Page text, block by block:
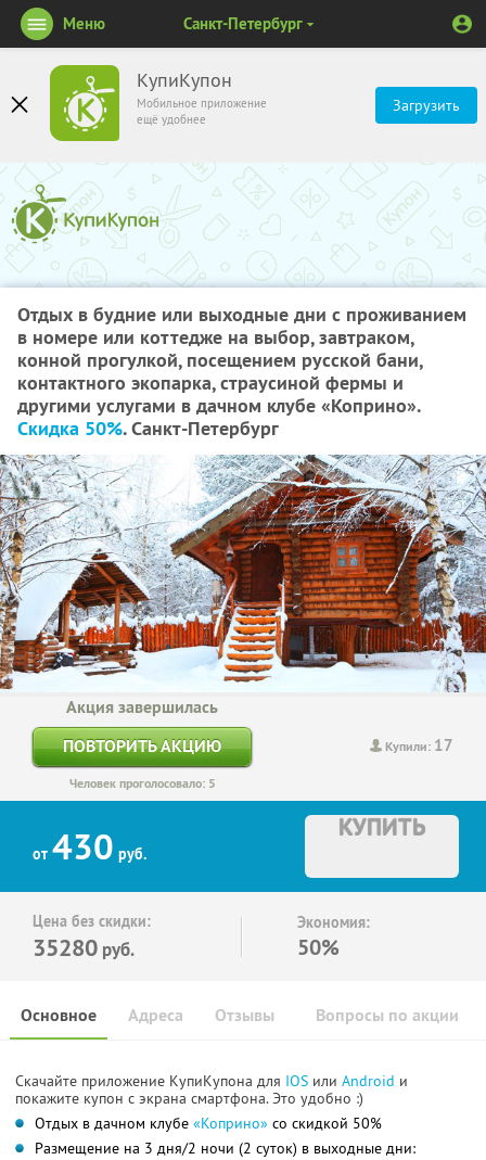
КупиКупон
Мобильное приложение
ещё удобнее
Загрузить
Меню Санкт-Петербург
Отдых в будние или выходные дни с проживанием
в номере или коттедже на выбор, завтраком,
конной прогулкой, посещением русской бани,
контактного экопарка, страусиной фермы и
другими услугами в дачном клубе «Коприно».
Скидка 50%. Санкт-Петербург
Купили: 17
Акция завершилась
ПОВТОРИТЬ АКЦИЮ
Человек проголосовало: 5
от 430 руб.
КУПИТЬ
Цена без скидки:
35280 руб.
Экономия:
50%
Основное Отзывы Вопросы по акции
Адреса
Скачайте приложение КупиКупона для IOS или Android и
покажите купон с экрана смартфона. Это удобно :)
Отдых в дачном клубе «Коприно» со скидкой 50%
Размещение на 3 дня/2 ночи (2 суток) в выходные дни: